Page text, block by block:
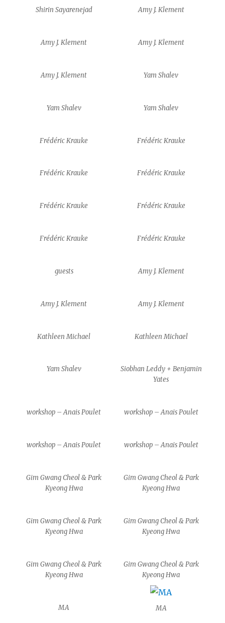
Shirin Sayarenejad Amy J. Klement
Amy J. Klement Amy J. Klement
Amy J. Klement Yam Shalev
Yam Shalev Yam Shalev
Frédéric Krauke Frédéric Krauke
Frédéric Krauke Frédéric Krauke
Frédéric Krauke Frédéric Krauke
Frédéric Krauke Frédéric Krauke
guests Amy J. Klement
Amy J. Klement Amy J. Klement
Kathleen Michael Kathleen Michael
Yam Shalev
Siobhan Leddy + Benjamin
Yates
workshop – Anais Poulet workshop – Anais Poulet
workshop – Anais Poulet workshop – Anais Poulet
Gim Gwang Cheol & Park
Kyeong Hwa
Gim Gwang Cheol & Park
Kyeong Hwa
Gim Gwang Cheol & Park
Kyeong Hwa
Gim Gwang Cheol & Park
Kyeong Hwa
Gim Gwang Cheol & Park
Kyeong Hwa
Gim Gwang Cheol & Park
Kyeong Hwa
MA MA